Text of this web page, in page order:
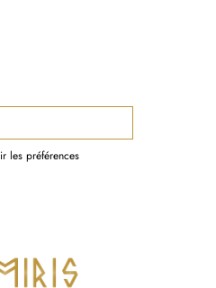
les préférences